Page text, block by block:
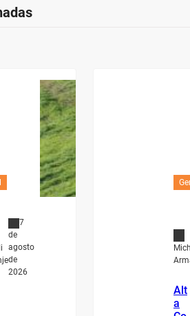
7
de
agosto
de
2026
Alt
a